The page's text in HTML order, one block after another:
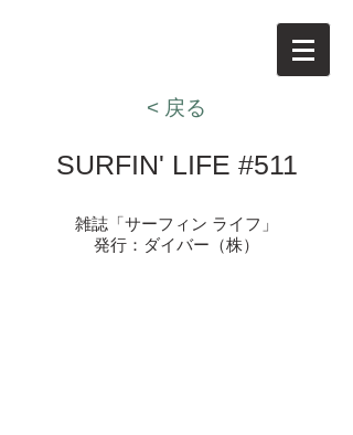
< 戻る
SURFIN' LIFE #511
雑誌「サーフィン ライフ」​
発行：ダイバー（株）